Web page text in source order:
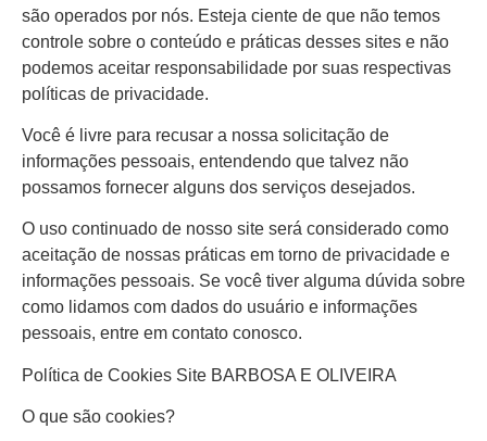
são operados por nós. Esteja ciente de que não temos
controle sobre o conteúdo e práticas desses sites e não
podemos aceitar responsabilidade por suas respectivas
políticas de privacidade.
Você é livre para recusar a nossa solicitação de
informações pessoais, entendendo que talvez não
possamos fornecer alguns dos serviços desejados.
O uso continuado de nosso site será considerado como
aceitação de nossas práticas em torno de privacidade e
informações pessoais. Se você tiver alguma dúvida sobre
como lidamos com dados do usuário e informações
pessoais, entre em contato conosco.
Política de Cookies Site BARBOSA E OLIVEIRA
O que são cookies?